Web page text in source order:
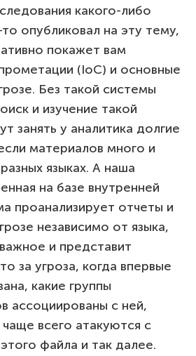
какого-либо
опубликовал на эту тему,
покажет вам
(IoC) и основные
Без такой системы
и изучение такой
занять у аналитика долгие
материалов много и
языках. А наша
на базе внутренней
проанализирует отчеты и
независимо от языка,
и представит
за угроза, когда впервые
какие группы
ассоциированы с ней,
всего атакуются с
файла и так далее.